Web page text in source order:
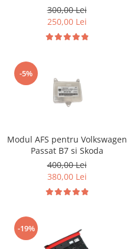
300,00 Lei
250,00 Lei
-5%
Modul AFS pentru Volkswagen
Passat B7 si Skoda
400,00 Lei
380,00 Lei
-19%